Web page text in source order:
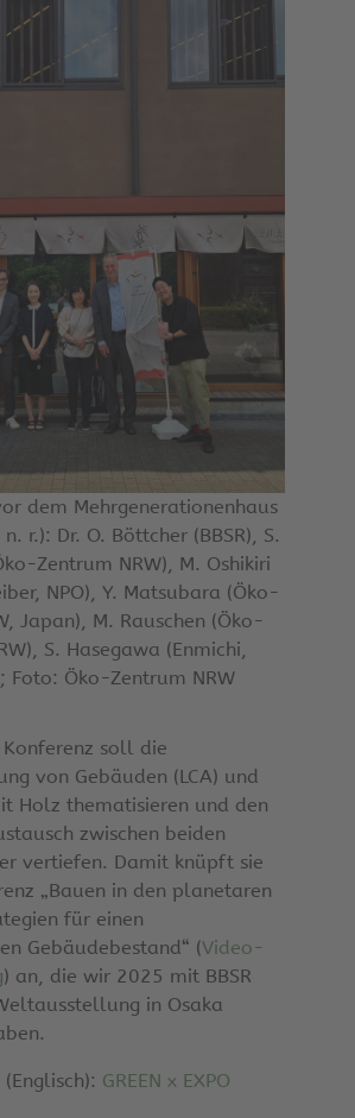
dem Mehrgenerationenhaus
r.): Dr. O. Böttcher (BBSR), S.
Zentrum NRW), M. Oshikiri
NPO), Y. Matsubara (Öko-
Japan), M. Rauschen (Öko-
S. Hasegawa (Enmichi,
Foto: Öko-Zentrum NRW
soll die
von Gebäuden (LCA) und
Holz thematisieren und den
zwischen beiden
vertiefen. Damit knüpft sie
„Bauen in den planetaren
für einen
Gebäudebestand“ (Video-
) an, die wir 2025 mit BBSR
in Osaka
GREEN x EXPO